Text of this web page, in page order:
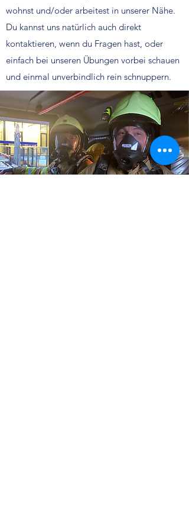
wohnst und/oder arbeitest in unserer Nähe.
Du kannst uns natürlich auch direkt
kontaktieren, wenn du Fragen hast, oder
einfach bei unseren Übungen vorbei schauen
und einmal unverbindlich rein schnuppern.